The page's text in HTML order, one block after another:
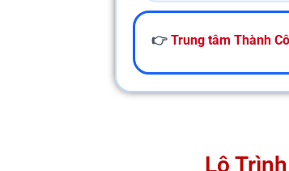
👉Trung tâm Thành
Lộ